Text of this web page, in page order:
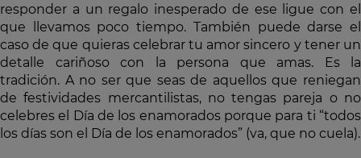
responder a un regalo inesperado de ese ligue con el
que llevamos poco tiempo. También puede darse el
caso de que quieras celebrar tu amor sincero y tener un
detalle cariñoso con la persona que amas. Es la
tradición. A no ser que seas de aquellos que reniegan
de festividades mercantilistas, no tengas pareja o no
celebres el Día de los enamorados porque para ti “todos
los días son el Día de los enamorados” (va, que no cuela).